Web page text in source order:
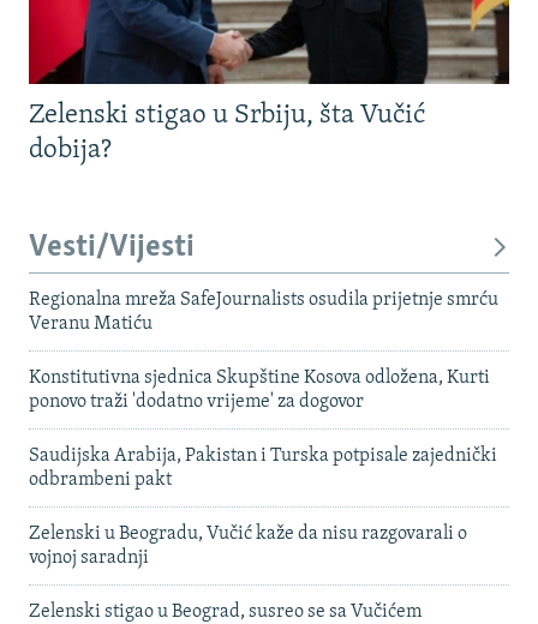
Zelenski stigao u Srbiju, šta Vučić
dobija?
Vesti/Vijesti
Regionalna mreža SafeJournalists osudila prijetnje smrću
Veranu Matiću
Konstitutivna sjednica Skupštine Kosova odložena, Kurti
ponovo traži 'dodatno vrijeme' za dogovor
Saudijska Arabija, Pakistan i Turska potpisale zajednički
odbrambeni pakt
Zelenski u Beogradu, Vučić kaže da nisu razgovarali o
vojnoj saradnji
Zelenski stigao u Beograd, susreo se sa Vučićem